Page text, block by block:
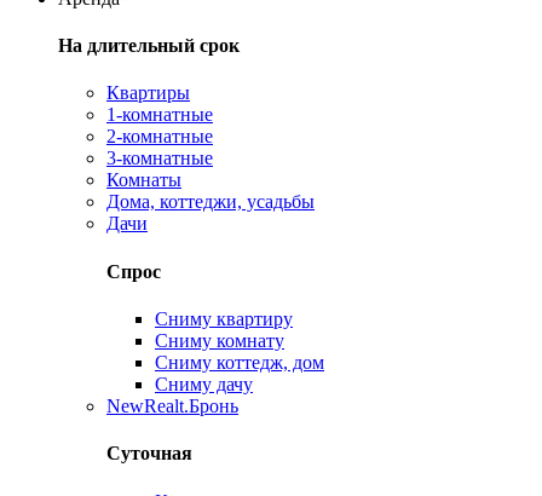
На длительный срок
Квартиры
1-комнатные
2-комнатные
3-комнатные
Комнаты
Дома, коттеджи, усадьбы
Дачи
Спрос
Сниму квартиру
Сниму комнату
Сниму коттедж, дом
Сниму дачу
NewRealt.Бронь
Суточная